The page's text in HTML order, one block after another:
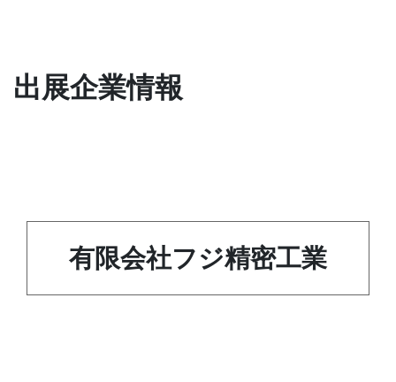
出展企業情報
有限会社フジ精密工業